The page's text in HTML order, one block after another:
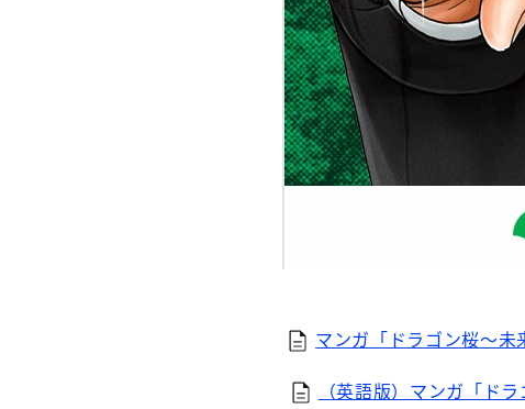
マンガ「ドラゴン桜～未
（英語版）マンガ「ド